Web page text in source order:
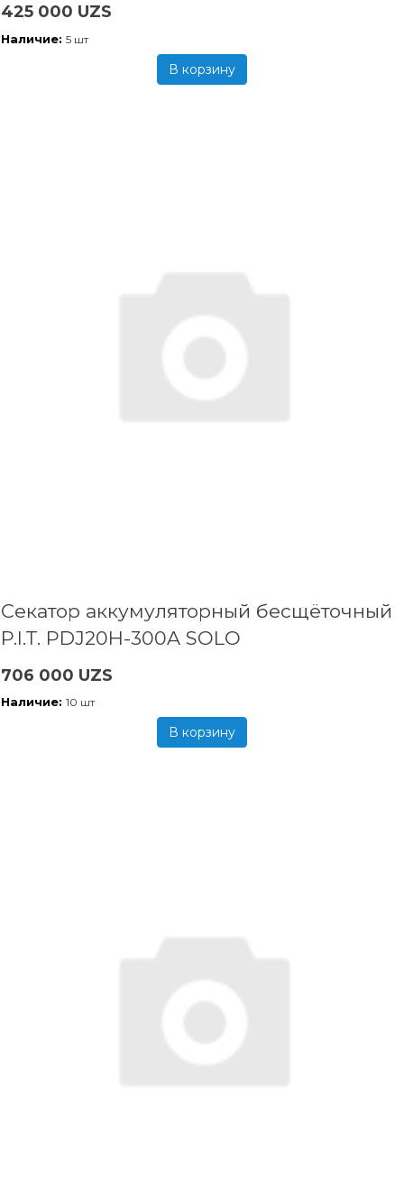
425 000 UZS
Наличие: 5 шт
В корзину
Секатор аккумуляторный бесщёточный
P.I.T. PDJ20H-300A SOLO
706 000 UZS
Наличие: 10 шт
В корзину